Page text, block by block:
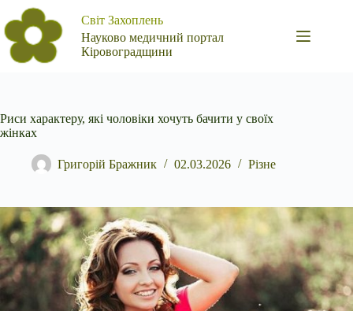
Перейти
до
вмісту
Світ Захоплень
Науково медичний портал
Кіровоградщини
Риси характеру, які чоловіки хочуть бачити у своїх
жінках
Григорій Бражник 02.03.2026 Різне